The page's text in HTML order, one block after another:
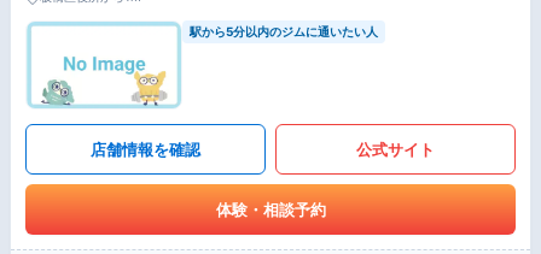
駅から5分以内のジムに通いたい人
店舗情報を確認 公式サイト
体験・相談予約